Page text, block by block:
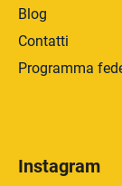
Blog
Contatti
Programma
Instagram